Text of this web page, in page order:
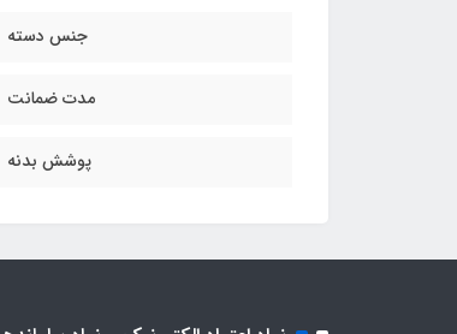
جنس دسته
مدت ضمانت
پوشش بدنه